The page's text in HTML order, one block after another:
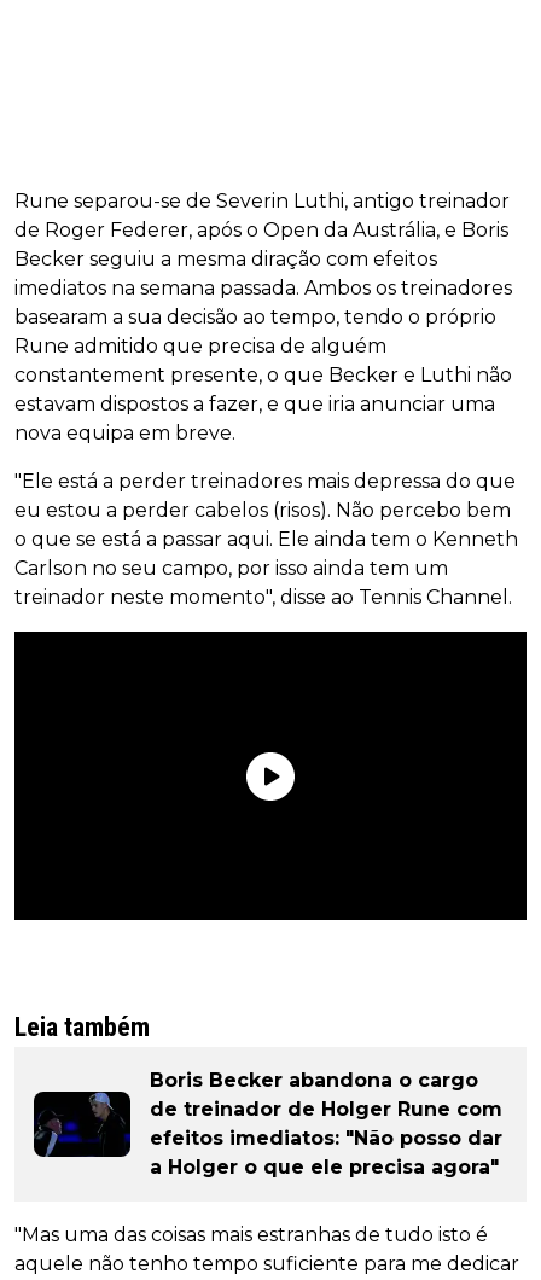
Rune separou-se de Severin Luthi, antigo treinador
de Roger Federer, após o Open da Austrália, e Boris
Becker seguiu a mesma diração com efeitos
imediatos na semana passada. Ambos os treinadores
basearam a sua decisão ao tempo, tendo o próprio
Rune admitido que precisa de alguém
constantement presente, o que Becker e Luthi não
estavam dispostos a fazer, e que iria anunciar uma
nova equipa em breve.
"Ele está a perder treinadores mais depressa do que
eu estou a perder cabelos (risos). Não percebo bem
o que se está a passar aqui. Ele ainda tem o Kenneth
Carlson no seu campo, por isso ainda tem um
treinador neste momento", disse ao Tennis Channel.
Leia também
Boris Becker abandona o cargo
de treinador de Holger Rune com
efeitos imediatos: "Não posso dar
a Holger o que ele precisa agora"
"Mas uma das coisas mais estranhas de tudo isto é
aquele não tenho tempo suficiente para me dedicar